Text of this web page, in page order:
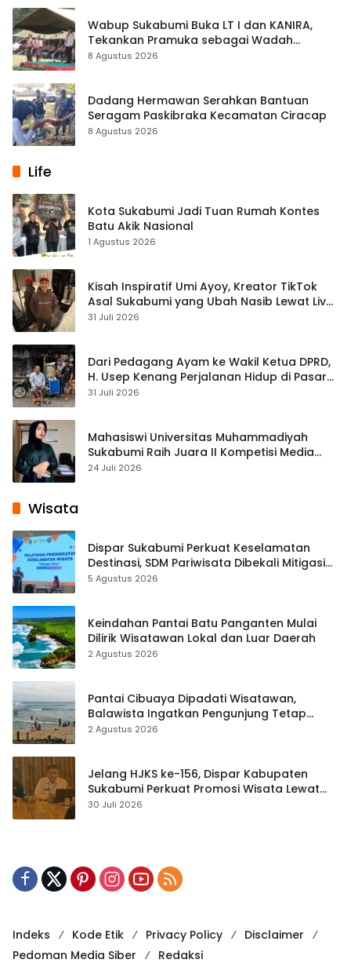
Wabup Sukabumi Buka LT I dan KANIRA,
Tekankan Pramuka sebagai Wadah
Pembentukan Karakter
8 Agustus 2026
Dadang Hermawan Serahkan Bantuan
Seragam Paskibraka Kecamatan Ciracap
8 Agustus 2026
Life
Kota Sukabumi Jadi Tuan Rumah Kontes
Batu Akik Nasional
1 Agustus 2026
Kisah Inspiratif Umi Ayoy, Kreator TikTok
Asal Sukabumi yang Ubah Nasib Lewat Live
Streaming
31 Juli 2026
Dari Pedagang Ayam ke Wakil Ketua DPRD,
H. Usep Kenang Perjalanan Hidup di Pasar
Cisaat
31 Juli 2026
Mahasiswi Universitas Muhammadiyah
Sukabumi Raih Juara II Kompetisi Media
Pembelajaran Digital Tingkat Internasional
24 Juli 2026
Wisata
Dispar Sukabumi Perkuat Keselamatan
Destinasi, SDM Pariwisata Dibekali Mitigasi
hingga Teknik Evakuasi
5 Agustus 2026
Keindahan Pantai Batu Panganten Mulai
Dilirik Wisatawan Lokal dan Luar Daerah
2 Agustus 2026
Pantai Cibuaya Dipadati Wisatawan,
Balawista Ingatkan Pengunjung Tetap
Waspada
2 Agustus 2026
Jelang HJKS ke-156, Dispar Kabupaten
Sukabumi Perkuat Promosi Wisata Lewat
Publikasi Digital
30 Juli 2026
Indeks Kode Etik Privacy Policy
Disclaimer
Pedoman Media Siber
Redaksi